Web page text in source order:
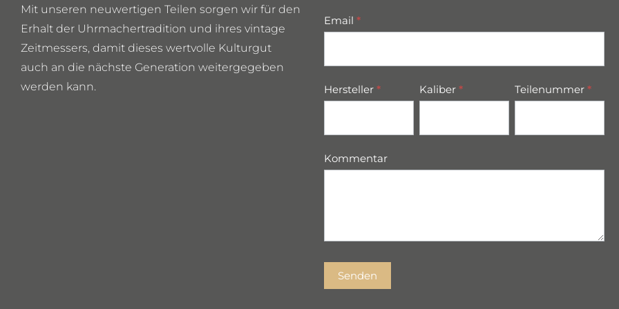
Mit unseren neuwertigen Teilen sorgen wir für den
Erhalt der Uhrmachertradition und ihres vintage
Zeitmessers, damit dieses wertvolle Kulturgut
auch an die nächste Generation weitergegeben
werden kann.
Email *
Hersteller * Kaliber * Teilenummer*
Kommentar
Senden